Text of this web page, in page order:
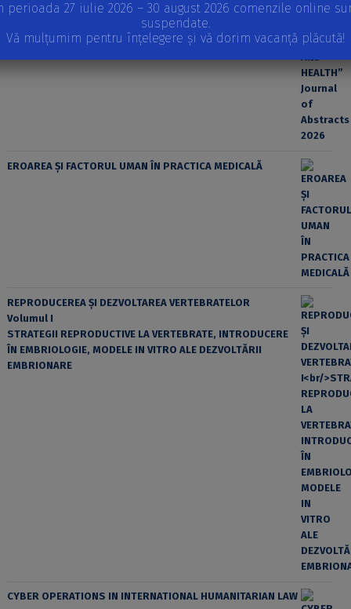
EROAREA ȘI FACTORUL UMAN ÎN PRACTICA MEDICALĂ
REPRODUCEREA ȘI DEZVOLTAREA VERTEBRATELOR
Volumul I
STRATEGII REPRODUCTIVE LA VERTEBRATE, INTRODUCERE
ÎN EMBRIOLOGIE, MODELE IN VITRO ALE DEZVOLTĂRII
EMBRIONARE
CYBER OPERATIONS IN INTERNATIONAL HUMANITARIAN LAW
perioada 27 iulie 2026 – 30 august 2026 comenzile online
suspendate.
Vă mulțumim pentru înțelegere și vă dorim vacanță plăcută!